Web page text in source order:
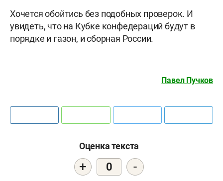
Хочется обойтись без подобных проверок. И
увидеть, что на Кубке конфедераций будут в
порядке и газон, и сборная России.
Павел Пучков
Оценка текста
+ 0 -